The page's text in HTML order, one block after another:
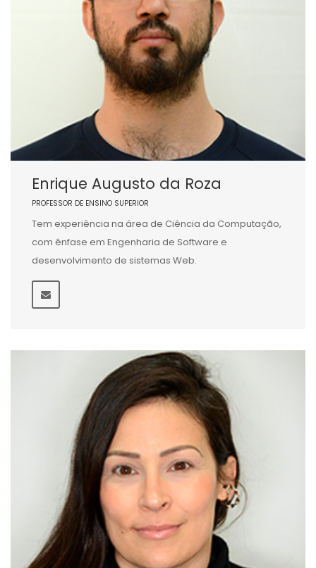
Enrique Augusto da Roza
PROFESSOR DE ENSINO SUPERIOR
Tem experiência na área de Ciência da Computação,
com ênfase em Engenharia de Software e
desenvolvimento de sistemas Web.